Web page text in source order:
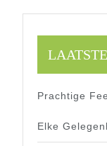
Prachtige
Elke